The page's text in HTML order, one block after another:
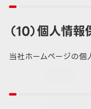
（10）個人情
当社ホームページの個